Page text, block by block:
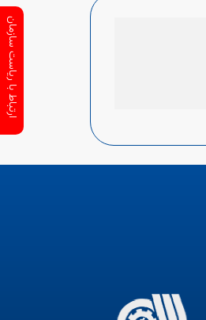
ارتباط با ریاست سازمان